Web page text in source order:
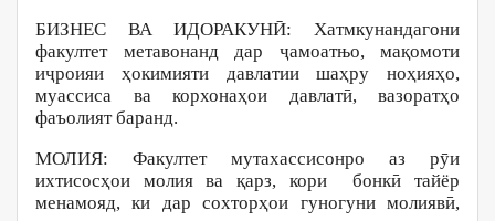
БИЗНЕС ВА ИДОРАКУНӢ: Хатмкунандагони
факултет метавонанд дар ҷамоатњо, мақомоти
иҷроияи ҳокимияти давлатии шаҳру ноҳияҳо,
муассиса ва корхонаҳои давлатӣ, вазоратҳо
фаъолият баранд.
МОЛИЯ: Факултет мутахассисонро аз рӯи
ихтисосҳои молия ва қарз, кори бонкӣ тайёр
менамояд, ки дар сохторҳои гуногуни молиявӣ,